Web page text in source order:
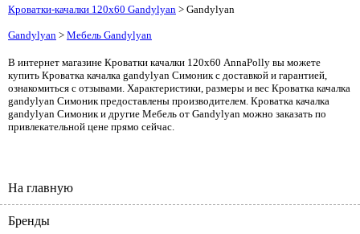
Кроватки-качалки 120х60 Gandylyan > Gandylyan
Gandylyan > Мебель Gandylyan
В интернет магазине Кроватки качалки 120х60 AnnaPolly вы можете
купить Кроватка качалка gandylyan Симоник с доставкой и гарантией,
ознакомиться с отзывами. Характеристики, размеры и вес Кроватка качалка
gandylyan Симоник предоставлены производителем. Кроватка качалка
gandylyan Симоник и другие Мебель от Gandylyan можно заказать по
привлекательной цене прямо сейчас.
На главную
Бренды